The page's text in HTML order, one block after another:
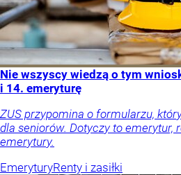
Nie wszyscy wiedzą o tym
i 14. emeryturę
ZUS przypomina o formularzu,
dla seniorów. Dotyczy to emerytur,
emerytury.
EmeryturyRenty i zasiłki